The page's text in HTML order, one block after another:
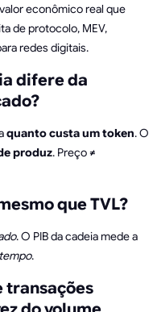
econômico real que
de protocolo, MEV,
redes digitais.
difere da
quanto custa um token. O
produz. Preço ≠
que TVL?
. O PIB da cadeia mede a
.
transações